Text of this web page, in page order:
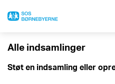
Redigér din indsamling
Alle indsamlinger​
Støt en indsamling eller